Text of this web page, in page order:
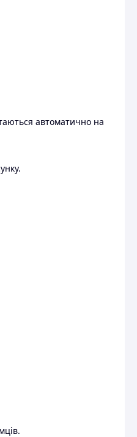
автоматично на